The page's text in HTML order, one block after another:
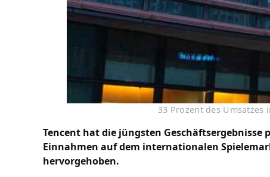
33 Prozent des
Tencent hat die jüngsten
Einnahmen auf dem internationalen
hervorgehoben.